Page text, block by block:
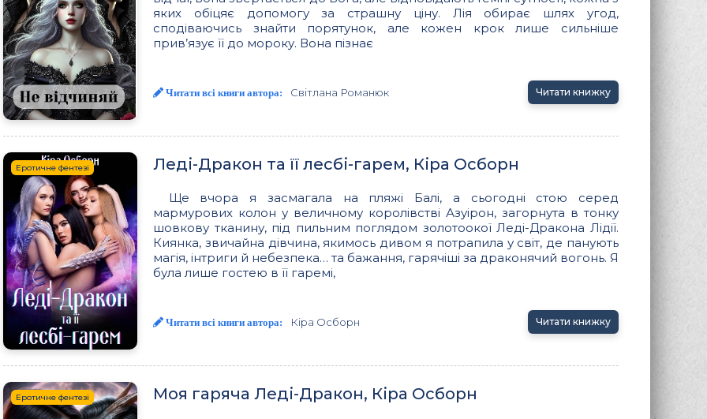
яких обіцяє допомогу за страшну ціну. Лія обирає шлях угод,
сподіваючись знайти порятунок, але кожен крок лише сильніше
прив’язує її до мороку. Вона пізнає
Читати всі книги автора: Світлана Романюк Читати книжку
Еротичне фентезі Леді-Дракон та її лесбі-гарем, Кіра Осборн
Ще вчора я засмагала на пляжі Балі, а сьогодні стою серед
мармурових колон у величному королівстві Азуірон, загорнута в тонку
шовкову тканину, під пильним поглядом золотоокої Леді-Дракона Лідії.
Киянка, звичайна дівчина, якимось дивом я потрапила у світ, де панують
магія, інтриги й небезпека… та бажання, гарячіші за драконячий вогонь. Я
була лише гостею в її гаремі,
Читати всі книги автора: Кіра Осборн Читати книжку
Еротичне фентезі Моя гаряча Леді-Дракон, Кіра Осборн